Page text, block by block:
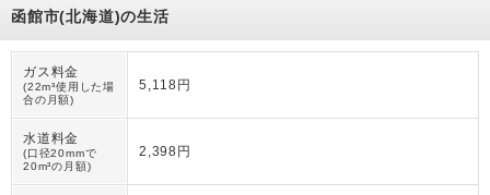
函館市(北海道)の生活
ガス料金
(22m³使用した場
合の月額)
5,118円
水道料金
(口径20mmで
20m³の月額)
2,398円